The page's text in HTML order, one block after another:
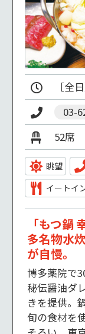
［全
03-
52席
眺望
イートイ
「もつ鍋
多名物水
が自慢。
博多薬院で
秘伝醤油ダ
きを提供。
旬の食材を